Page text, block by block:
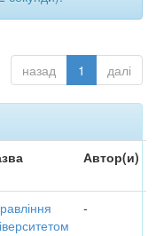
назад 1 далі
Автор(и)
-